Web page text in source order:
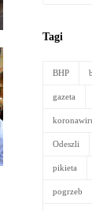
Tagi
BHP
gazeta
Odeszli
pikieta
pogrzeb